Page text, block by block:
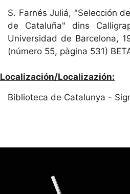
S. Farnés Juliá, "Selección
de Cataluña" dins
Universidad de Barcelona,
(número 55, pàgina 531)
Localización/Localizazión:
Biblioteca de Catalunya -